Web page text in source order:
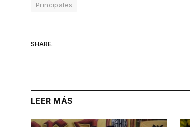
Principales
SHARE.
LEER MÁS